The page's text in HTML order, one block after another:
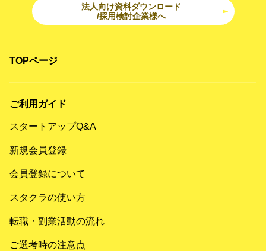
法人向け資料ダウンロード
/採用検討企業様へ
TOPページ
ご利用ガイド
スタートアップQ&A
新規会員登録
会員登録について
スタクラの使い方
転職・副業活動の流れ
ご選考時の注意点